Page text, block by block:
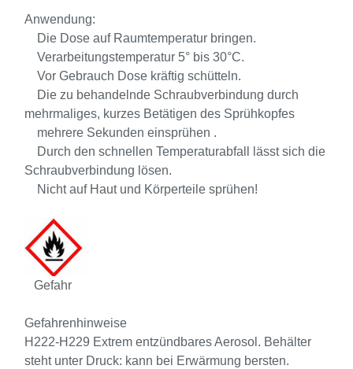
Anwendung:
Die Dose auf Raumtemperatur bringen.
Verarbeitungstemperatur 5° bis 30°C.
Vor Gebrauch Dose kräftig schütteln.
Die zu behandelnde Schraubverbindung durch
mehrmaliges, kurzes Betätigen des Sprühkopfes
mehrere Sekunden einsprühen .
Durch den schnellen Temperaturabfall lässt sich die
Schraubverbindung lösen.
Nicht auf Haut und Körperteile sprühen!
Gefahr
Gefahrenhinweise
H222-H229 Extrem entzündbares Aerosol. Behälter
steht unter Druck: kann bei Erwärmung bersten.